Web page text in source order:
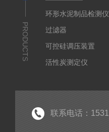
PRODUCTS
环形水泥制品检测仪
过滤器
可控硅调压装置
活性炭测定仪
联系电话：